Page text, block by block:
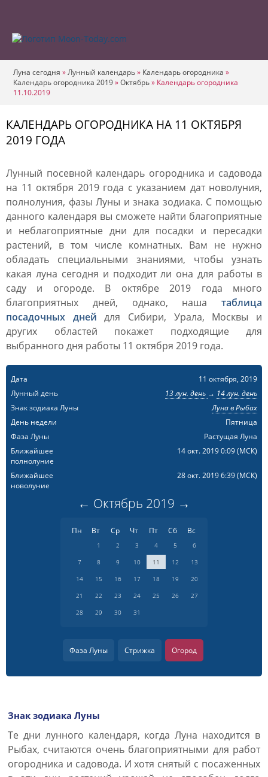
Луна сегодня »Лунный календарь» Календарь огородника »
Календарь огородника 2019»Октябрь» Календарь огородника
11.10.2019
КАЛЕНДАРЬ ОГОРОДНИКА НА 11 ОКТЯБРЯ
2019 ГОДА
Лунный посевной календарь огородника и садовода
на 11 октября 2019 года с указанием дат новолуния,
полнолуния, фазы Луны и знака зодиака. С помощью
данного календаря вы сможете найти благоприятные
и неблагоприятные дни для посадки и пересадки
растений, в том числе комнатных. Вам не нужно
обладать специальными знаниями, чтобы узнать
какая луна сегодня и подходит ли она для работы в
саду и огороде. В октябре 2019 года много
благоприятных дней, однако, наша таблица
посадочных дней для Сибири, Урала, Москвы и
других областей покажет подходящие для
выбранного дня работы 11 октября 2019 года.
Дата
11 октября, 2019
Лунный день
13 лун. день → 14 лун. день
Знак зодиака Луны
Луна в Рыбах
День недели
Пятница
Фаза Луны
Растущая Луна
Ближайшее
полнолуние
14 окт. 2019 0:09(МСК)
Ближайшее
новолуние
28 окт. 2019 6:39(МСК)
← Октябрь 2019 →
Пн Вт Ср Чт Пт Сб Вс
1 2 3 4 5
6
7
8 9 10 11 12
13
14
15 16 17 18 19
20
21
22 23 24 25 26
27
28
29 30 31
Фаза Луны Стрижка Огород
Знак зодиака Луны
Те дни лунного календаря, когда Луна находится в
Рыбах, считаются очень благоприятными для работ
огородника и садовода. И хотя снятый с посаженных